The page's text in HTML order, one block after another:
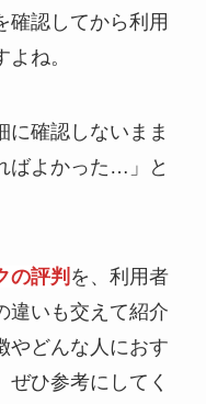
確認してから利用
ね。
に確認しないまま
ばよかった…」と
の評判 を、利用者
違いも交えて紹介
やどんな人におす
ひ参考にしてく